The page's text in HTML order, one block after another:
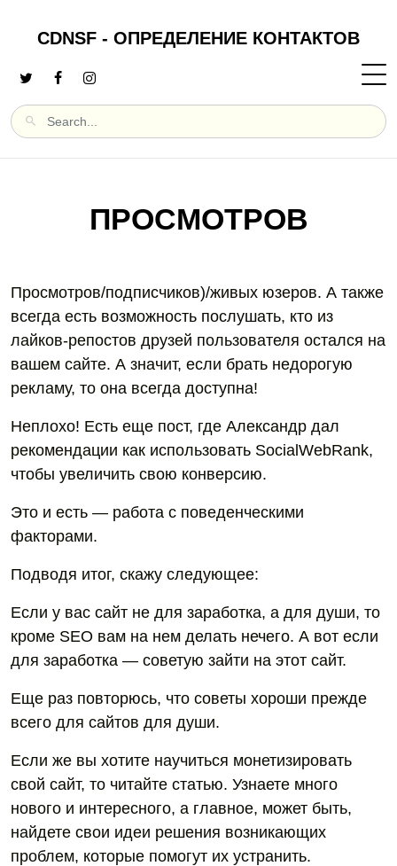
CDNSF - ОПРЕДЕЛЕНИЕ КОНТАКТОВ
ПРОСМОТРОВ
Просмотров/подписчиков)/живых юзеров. А также
всегда есть возможность послушать, кто из
лайков-репостов друзей пользователя остался на
вашем сайте. А значит, если брать недорогую
рекламу, то она всегда доступна!
Неплохо! Есть еще пост, где Александр дал
рекомендации как использовать SocialWebRank,
чтобы увеличить свою конверсию.
Это и есть — работа с поведенческими
факторами.
Подводя итог, скажу следующее:
Если у вас сайт не для заработка, а для души, то
кроме SEO вам на нем делать нечего. А вот если
для заработка — советую зайти на этот сайт.
Еще раз повторюсь, что советы хороши прежде
всего для сайтов для души.
Если же вы хотите научиться монетизировать
свой сайт, то читайте статью. Узнаете много
нового и интересного, а главное, может быть,
найдете свои идеи решения возникающих
проблем, которые помогут их устранить.